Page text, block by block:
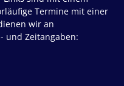
Termine mit einer
wir an
und Zeitangaben: